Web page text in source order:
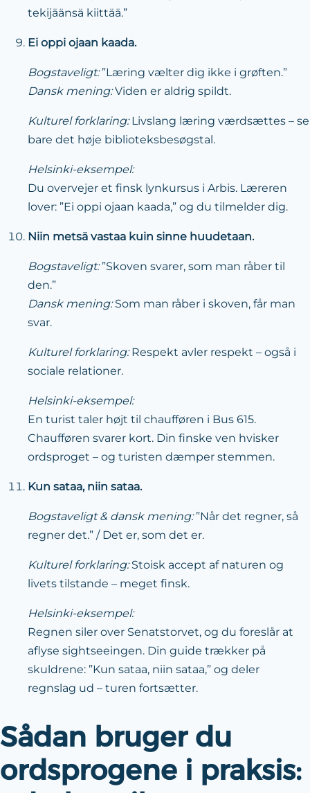
tekijäänsä kiittää.”
Ei oppi ojaan kaada.
Bogstaveligt:”Læring vælter dig ikke i grøften.”
Dansk mening:Viden er aldrig spildt.
Kulturel forklaring:Livslang læring værdsættes – se
bare det høje biblioteksbesøgstal.
Helsinki-eksempel:
Du overvejer et finsk lynkursus i Arbis. Læreren
lover: ”Ei oppi ojaan kaada,” og du tilmelder dig.
Niin metsä vastaa kuin sinne huudetaan.
Bogstaveligt:”Skoven svarer, som man råber til
den.”
Dansk mening:Som man råber i skoven, får man
svar.
Kulturel forklaring:Respekt avler respekt – også i
sociale relationer.
Helsinki-eksempel:
En turist taler højt til chaufføren i Bus 615.
Chaufføren svarer kort. Din finske ven hvisker
ordsproget – og turisten dæmper stemmen.
Kun sataa, niin sataa.
Bogstaveligt & dansk mening:”Når det regner, så
regner det.” / Det er, som det er.
Kulturel forklaring:Stoisk accept af naturen og
livets tilstande – meget finsk.
Helsinki-eksempel:
Regnen siler over Senatstorvet, og du foreslår at
aflyse sightseeingen. Din guide trækker på
skuldrene: ”Kun sataa, niin sataa,” og deler
regnslag ud – turen fortsætter.
Sådan bruger du
ordsprogene i praksis: